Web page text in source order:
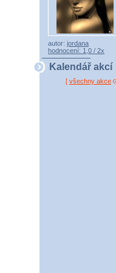
autor: jordana
hodnocení: 1,0 / 2x
Kalendář akcí
[ všechny akce